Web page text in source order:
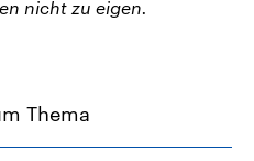
nicht zu eigen.
Thema